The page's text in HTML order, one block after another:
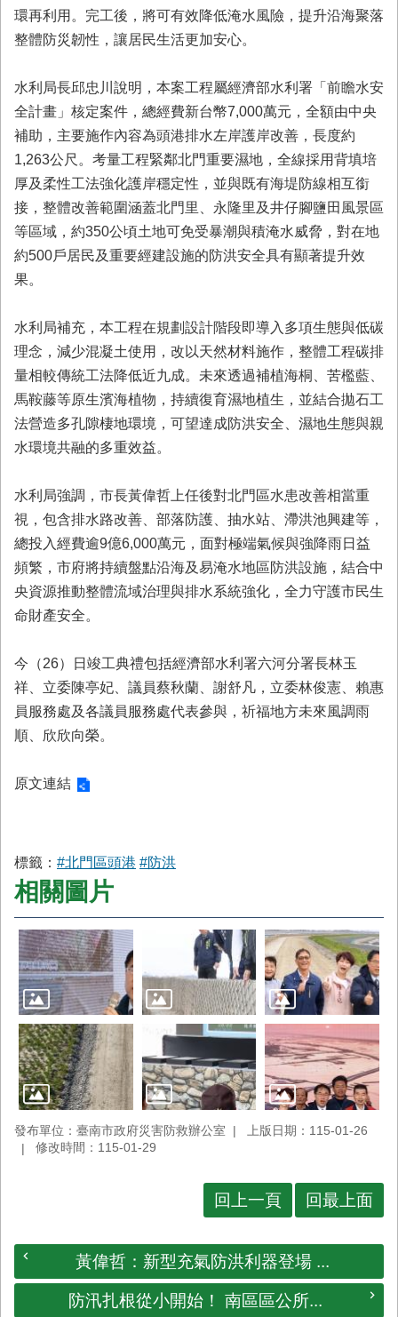
回
首
市
府
首
頁
環再利用。完工後，將可有效降低淹水風險，提升沿海聚落
整體防災韌性，讓居民生活更加安心。
水利局長邱忠川說明，本案工程屬經濟部水利署「前瞻水安
全計畫」核定案件，總經費新台幣7,000萬元，全額由中央
補助，主要施作內容為頭港排水左岸護岸改善，長度約
1,263公尺。考量工程緊鄰北門重要濕地，全線採用背填培
厚及柔性工法強化護岸穩定性，並與既有海堤防線相互銜
接，整體改善範圍涵蓋北門里、永隆里及井仔腳鹽田風景區
等區域，約350公頃土地可免受暴潮與積淹水威脅，對在地
約500戶居民及重要經建設施的防洪安全具有顯著提升效
果。
水利局補充，本工程在規劃設計階段即導入多項生態與低碳
理念，減少混凝土使用，改以天然材料施作，整體工程碳排
量相較傳統工法降低近九成。未來透過補植海桐、苦檻藍、
馬鞍藤等原生濱海植物，持續復育濕地植生，並結合拋石工
法營造多孔隙棲地環境，可望達成防洪安全、濕地生態與親
水環境共融的多重效益。
水利局強調，市長黃偉哲上任後對北門區水患改善相當重
視，包含排水路改善、部落防護、抽水站、滯洪池興建等，
總投入經費逾9億6,000萬元，面對極端氣候與強降雨日益
頻繁，市府將持續盤點沿海及易淹水地區防洪設施，結合中
央資源推動整體流域治理與排水系統強化，全力守護市民生
命財產安全。
今（26）日竣工典禮包括經濟部水利署六河分署長林玉
祥、立委陳亭妃、議員蔡秋蘭、謝舒凡，立委林俊憲、賴惠
員服務處及各議員服務處代表參與，祈福地方未來風調雨
順、欣欣向榮。
原文連結
標籤： #北門區頭港 #防洪
相關圖片
發布單位：臺南市政府災害防救辦公室
上版日期：115-01-26
修改時間：115-01-29
回上一頁 回最上面
黃偉哲：新型充氣防洪利器登場 ...
防汛扎根從小開始！ 南區區公所...